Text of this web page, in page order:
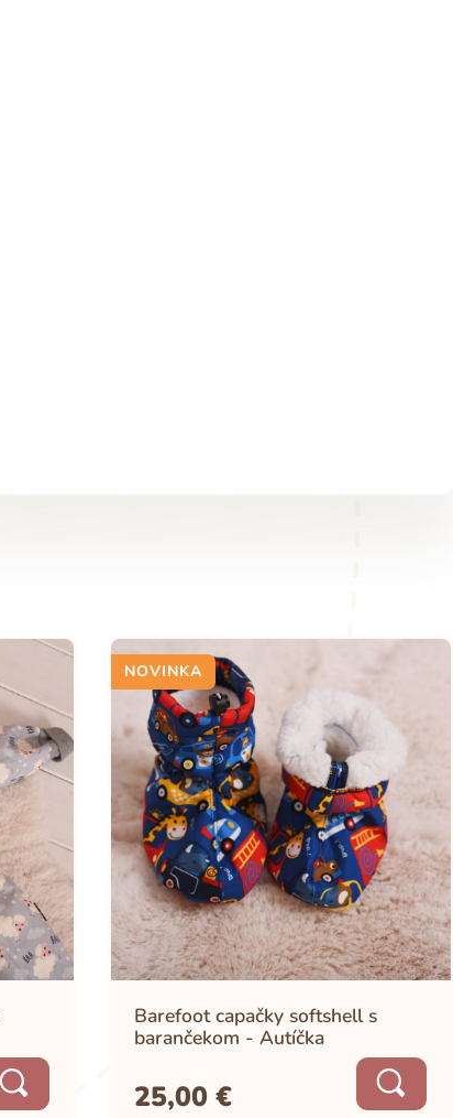
NOVINKA
Barefoot capačky softshell s
barančekom - Autíčka
25,00€